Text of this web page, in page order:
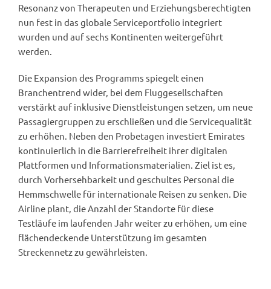
Resonanz von Therapeuten und Erziehungsberechtigten
nun fest in das globale Serviceportfolio integriert
wurden und auf sechs Kontinenten weitergeführt
werden.
Die Expansion des Programms spiegelt einen
Branchentrend wider, bei dem Fluggesellschaften
verstärkt auf inklusive Dienstleistungen setzen, um neue
Passagiergruppen zu erschließen und die Servicequalität
zu erhöhen. Neben den Probetagen investiert Emirates
kontinuierlich in die Barrierefreiheit ihrer digitalen
Plattformen und Informationsmaterialien. Ziel ist es,
durch Vorhersehbarkeit und geschultes Personal die
Hemmschwelle für internationale Reisen zu senken. Die
Airline plant, die Anzahl der Standorte für diese
Testläufe im laufenden Jahr weiter zu erhöhen, um eine
flächendeckende Unterstützung im gesamten
Streckennetz zu gewährleisten.